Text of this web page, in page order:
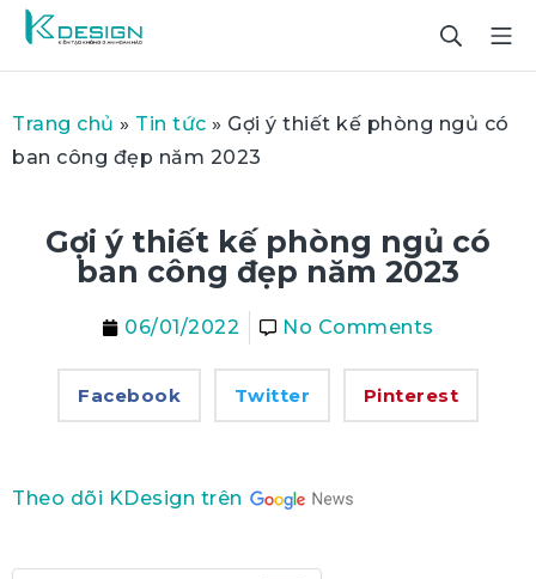
Trang chủ » Tin tức » Gợi ý thiết kế phòng ngủ có
ban công đẹp năm 2023
Gợi ý thiết kế phòng ngủ có
ban công đẹp năm 2023
06/01/2022 No Comments
Facebook Twitter Pinterest
Theo dõi KDesign trên